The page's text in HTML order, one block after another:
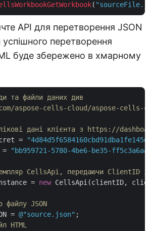
(
API для перетворення JSON
перетворення
буде збережено в хмарному
та файли даних див
aspose-cells-cloud/aspose-cells-
дані клієнта з https://
=
"bb959721-5780-4be6-be35-
CellsApi, передаючи ClientID
= new CellsApi(clientID,
JSON
= @"source.json"
HTML